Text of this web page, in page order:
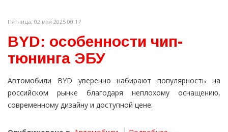
Пятница, 02 мая 2025 00:17
BYD: особенности чип-
тюнинга ЭБУ
Автомобили BYD уверенно набирают популярность на
российском рынке благодаря неплохому оснащению,
современному дизайну и доступной цене.